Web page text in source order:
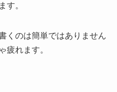
す。
くのは簡単ではありません
疲れます。